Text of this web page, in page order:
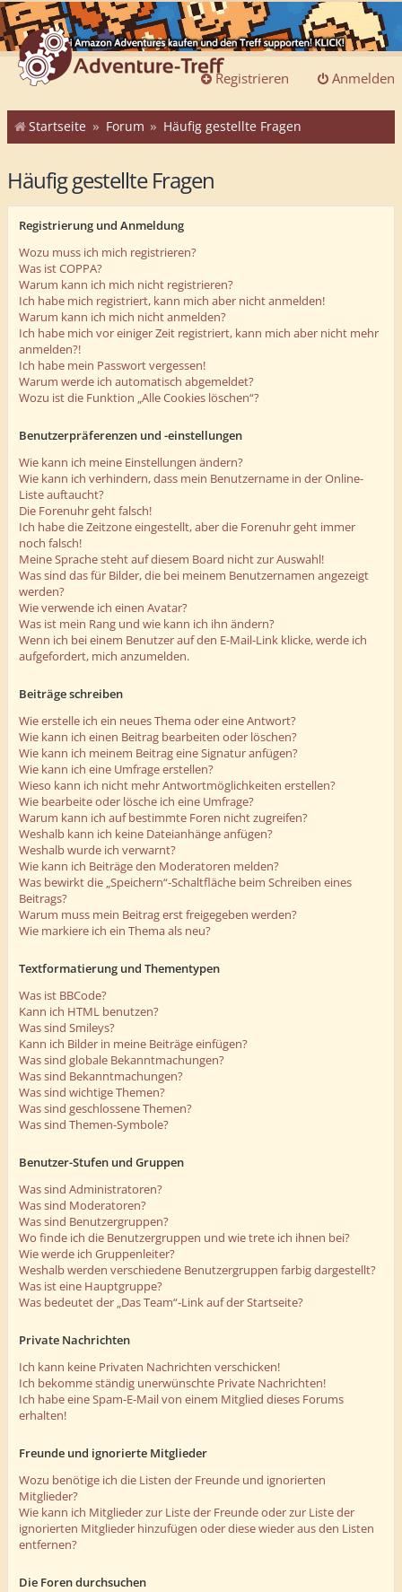
Anmelden
Registrieren
Startseite Forum Häufig gestellte Fragen
Häufig gestellte Fragen
Registrierung und Anmeldung
Wozu muss ich mich registrieren?
Was ist COPPA?
Warum kann ich mich nicht registrieren?
Ich habe mich registriert, kann mich aber nicht anmelden!
Warum kann ich mich nicht anmelden?
Ich habe mich vor einiger Zeit registriert, kann mich aber nicht mehr
anmelden?!
Ich habe mein Passwort vergessen!
Warum werde ich automatisch abgemeldet?
Wozu ist die Funktion „Alle Cookies löschen“?
Benutzerpräferenzen und -einstellungen
Wie kann ich meine Einstellungen ändern?
Wie kann ich verhindern, dass mein Benutzername in der Online-
Liste auftaucht?
Die Forenuhr geht falsch!
Ich habe die Zeitzone eingestellt, aber die Forenuhr geht immer
noch falsch!
Meine Sprache steht auf diesem Board nicht zur Auswahl!
Was sind das für Bilder, die bei meinem Benutzernamen angezeigt
werden?
Wie verwende ich einen Avatar?
Was ist mein Rang und wie kann ich ihn ändern?
Wenn ich bei einem Benutzer auf den E-Mail-Link klicke, werde ich
aufgefordert, mich anzumelden.
Beiträge schreiben
Wie erstelle ich ein neues Thema oder eine Antwort?
Wie kann ich einen Beitrag bearbeiten oder löschen?
Wie kann ich meinem Beitrag eine Signatur anfügen?
Wie kann ich eine Umfrage erstellen?
Wieso kann ich nicht mehr Antwortmöglichkeiten erstellen?
Wie bearbeite oder lösche ich eine Umfrage?
Warum kann ich auf bestimmte Foren nicht zugreifen?
Weshalb kann ich keine Dateianhänge anfügen?
Weshalb wurde ich verwarnt?
Wie kann ich Beiträge den Moderatoren melden?
Was bewirkt die „Speichern“-Schaltfläche beim Schreiben eines
Beitrags?
Warum muss mein Beitrag erst freigegeben werden?
Wie markiere ich ein Thema als neu?
Textformatierung und Thementypen
Was ist BBCode?
Kann ich HTML benutzen?
Was sind Smileys?
Kann ich Bilder in meine Beiträge einfügen?
Was sind globale Bekanntmachungen?
Was sind Bekanntmachungen?
Was sind wichtige Themen?
Was sind geschlossene Themen?
Was sind Themen-Symbole?
Benutzer-Stufen und Gruppen
Was sind Administratoren?
Was sind Moderatoren?
Was sind Benutzergruppen?
Wo finde ich die Benutzergruppen und wie trete ich ihnen bei?
Wie werde ich Gruppenleiter?
Weshalb werden verschiedene Benutzergruppen farbig dargestellt?
Was ist eine Hauptgruppe?
Was bedeutet der „Das Team“-Link auf der Startseite?
Private Nachrichten
Ich kann keine Privaten Nachrichten verschicken!
Ich bekomme ständig unerwünschte Private Nachrichten!
Ich habe eine Spam-E-Mail von einem Mitglied dieses Forums
erhalten!
Freunde und ignorierte Mitglieder
Wozu benötige ich die Listen der Freunde und ignorierten
Mitglieder?
Wie kann ich Mitglieder zur Liste der Freunde oder zur Liste der
ignorierten Mitglieder hinzufügen oder diese wieder aus den Listen
entfernen?
Die Foren durchsuchen